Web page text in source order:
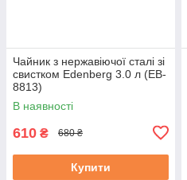
Чайник з нержавіючої сталі зі
свистком Edenberg 3.0 л (EB-
8813)
В наявності
610 ₴ 680 ₴
Купити